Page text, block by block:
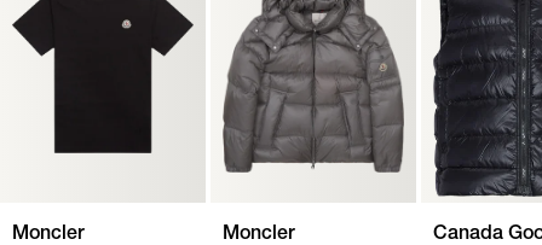
Moncler Moncler Canada